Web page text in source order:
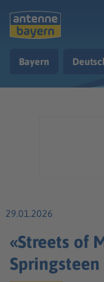
Bayern
29.01.2026
«Streets of